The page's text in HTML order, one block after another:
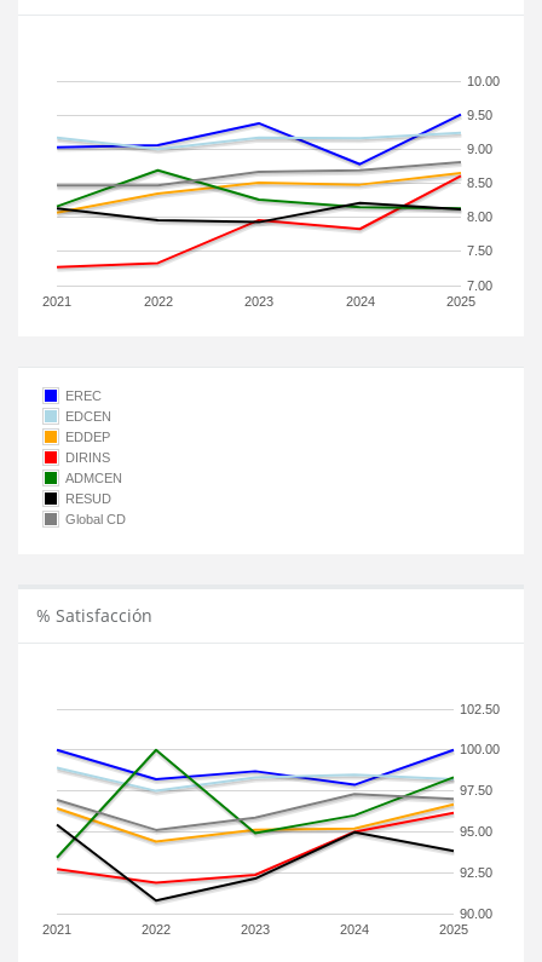
2021 2022 2023 2024 2025
7.00
7.50
8.00
8.50
9.00
9.50
10.00
EREC
EDCEN
EDDEP
DIRINS
ADMCEN
RESUD
Global CD
% Satisfacción
2021 2022 2023 2024 2025
90.00
92.50
95.00
97.50
100.00
102.50